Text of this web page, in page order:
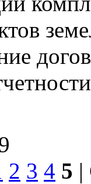
2 3 4 5 |